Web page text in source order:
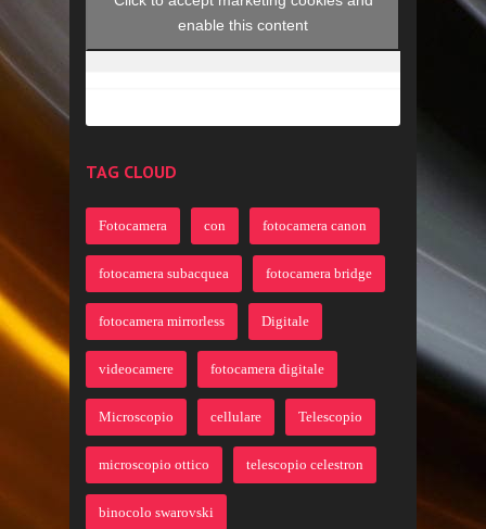
enable this content
TAG CLOUD
Fotocamera con fotocamera canon
fotocamera subacquea fotocamera bridge
fotocamera mirrorless Digitale
videocamere fotocamera digitale
Microscopio cellulare Telescopio
microscopio ottico telescopio celestron
binocolo swarovski